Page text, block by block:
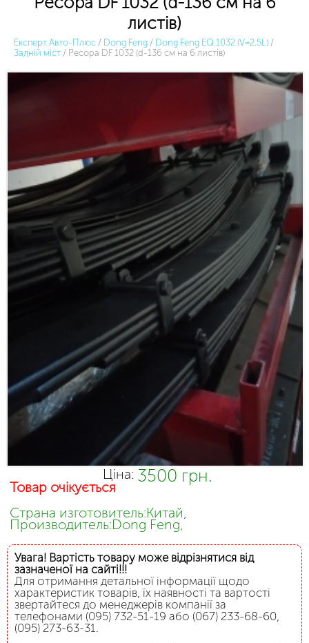
листів)
Експерт Авто-Плюс / Dong Feng / Dong Feng EQ 1032 (V=2.5L) /
Задній міст / Ресора DF 1032 (d-136 см на 6 листів)
Ціна: 3500 грн.
Товар очікується
Страна изготовитель:Китай,
Производитель:Dong Feng,
Увага! Вартість товару може відрізнятися від
зазначеної на сайті!!!
Для отримання детальної інформації щодо
характеристик товарів, їх наявності та вартості
звертайтеся до менеджерів компанії за
телефонами (095) 732-51-19 або (067) 233-68-60,
(095) 273-63-31.